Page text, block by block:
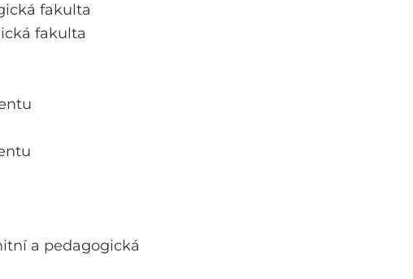
fakulta
fakulta
a pedagogická